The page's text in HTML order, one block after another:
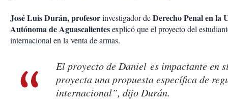
José Luis Durán,profesorinvestigador deDerecho Penal en la
Autónoma de Aguascalientesexplicó que el proyecto del
internacional en la venta de armas.
El proyecto de Daniel es impactante en
proyecta una propuesta específica de
internacional”, dijo Durán.